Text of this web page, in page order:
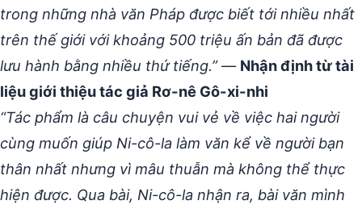
trong những nhà văn Pháp được biết tới nhiều nhất
trên thế giới với khoảng 500 triệu ấn bản đã được
lưu hành bằng nhiều thứ tiếng.”— Nhận định từ tài
liệu giới thiệu tác giả Rơ-nê Gô-xi-nhi
“Tác phẩm là câu chuyện vui vẻ về việc hai người
cùng muốn giúp Ni-cô-la làm văn kể về người bạn
thân nhất nhưng vì mâu thuẫn mà không thể thực
hiện được. Qua bài, Ni-cô-la nhận ra, bài văn mình